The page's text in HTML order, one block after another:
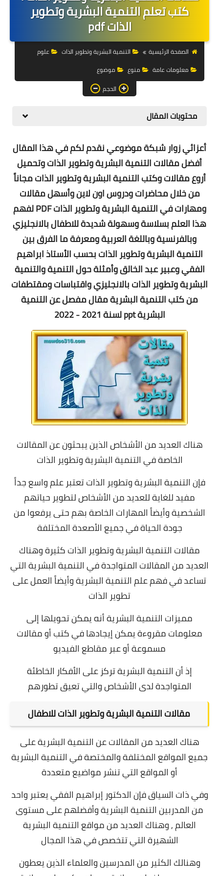
التجارة الالكترونية
التسويق
التداول
وظائف
الكمبيوتر
زيادة متابعين
العملات المشفرة
الاستثمار
كتب تعلم التنمية البشرية وتطوير
الذات pdf
الصفحة الرئيسية التنمية البشرية وتطوير الذات
علوم
معلومات عامة
منوع
موضوع
الحجم
محتويات المقال
أعزائي زوار شبكة موضوعي نقدم لكم في هذا المقال
أفضلمقالات التنمية البشرية وتطوير الذات وتحميل
أروع مقالات وكتب التنمية البشرية وتطوير الذات مجاناً
من خلال محاضرات ودروس اون لاين وأسهل مقالات
ومهارات في التنمية البشرية وتطوير الذات PDF لفهم
هذا العلم بسلاسة وسهولة شديدة للاطفال بالانجليزي
وبالفرنسية وباللغة العربية ومعرفة ما الفرق بين
التنمية البشرية وتطوير الذات بحسب الأستاذ ابراهيم
الفقي وعبير عبد الخالق وأمثلة حول التنمية والتنمية
البشرية وتطوير الذات بالانجليزي واقتباسات ومقتطفات
من كتب التنمية البشريةمقال مفصل عن التنمية
البشرية ppt لسنة 2021 - 2022
هناك العديد من الأشخاص الذين يبحثون عن المقالات
الخاصة في التنمية البشرية وتطوير الذات
فإن التنمية البشرية وتطوير الذات تعتبر علم واسع جداً
مفيد للغاية للعديد من الأشخاص لتطوير حياتهم
الشخصية وأيضاً المهارات الخاصة بهم حتى يرفعوا من
جودة الحياة في جميع الأصعدة المختلفة
مقالات التنمية البشرية وتطوير الذات كثيرة وهناك
العديد من المقالات المتواجدة في التنمية البشرية التي
تساعد في فهم علم التنمية البشرية وأيضاً العمل على
تطوير الذات
مميزات التنمية البشرية أنه يمكن تحويلها إلى
معلومات مقروءة يمكن إيجادها في كتب أو مقالات
مسموعة أو عبر مقاطع الفيديو
إذ أن التنمية البشرية تركز على الأفكار الخاطئة
المتواجدة لدى الأشخاص والتي تعيق تطورهم
مقالات التنمية البشرية وتطوير الذات للاطفال
هناك العديد من المقالات عن التنمية البشرية على
جميع المواقع المختلفة والمختصة في التنمية البشرية
أو المواقع التي تنشر مواضيع متعددة
وفي ذات السياق فإن الدكتور إبراهيم الفقي يعتبر واحد
من المدربين التنمية البشرية وأفضلهم على مستوى
العالم , وهناك العديد من مواقع التنمية البشرية
الشهيرة التي تتخصص في هذا المجال
وهنالك الكثير من المدرسين والعلماء الذين يعطون